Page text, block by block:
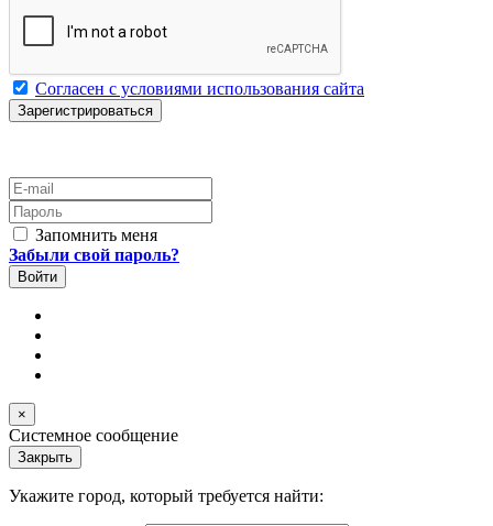
Согласен с условиями использования сайта
E-mail
Пароль
Запомнить меня
Забыли свой пароль?
×
Системное сообщение
Закрыть
Укажите город, который требуется найти: